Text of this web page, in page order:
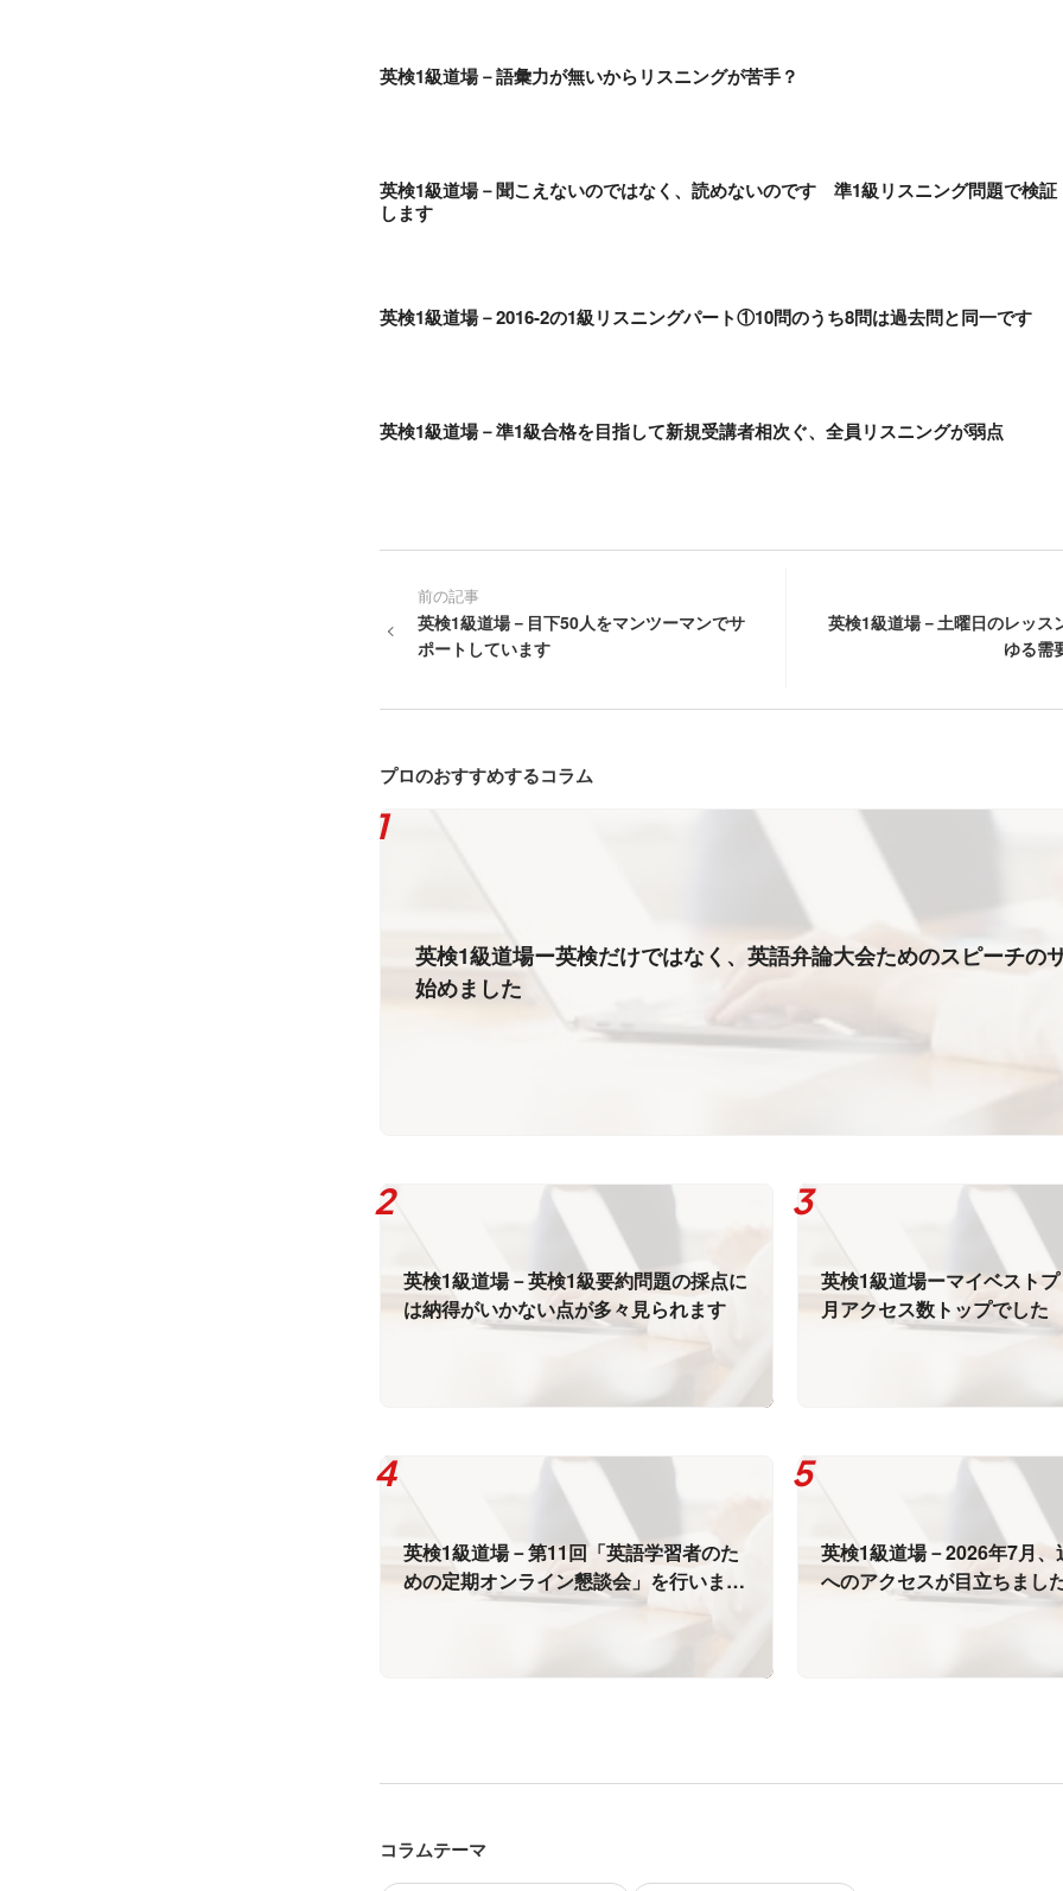
英検1級道場－語彙力が無いからリスニングが苦手？
英検1級道場－聞こえないのではなく、読めないのです 準1級リスニング問題で検証
します
英検1級道場－2016-2の1級リスニングパート①10問のうち8問は過去問と同一です
英検1級道場－準1級合格を目指して新規受講者相次ぐ、全員リスニングが弱点
前の記事
英検1級道場－目下50人をマンツーマンでサ
ポートしています
英検1級道場－土曜日のレッス
ゆる需
プロのおすすめするコラム
英検1級道場ー英検だけではなく、英語弁論大会ためのスピーチの
始めました
英検1級道場－英検1級要約問題の採点に
は納得がいかない点が多々見られます
英検1級道場ーマイベスト
月アクセス数トップでした
英検1級道場－第11回「英語学習者のた
めの定期オンライン懇談会」を行いまし
英検1級道場－2026年7月、
へのアクセスが目立ちまし
っても本質は変わらないと
コラムテーマ